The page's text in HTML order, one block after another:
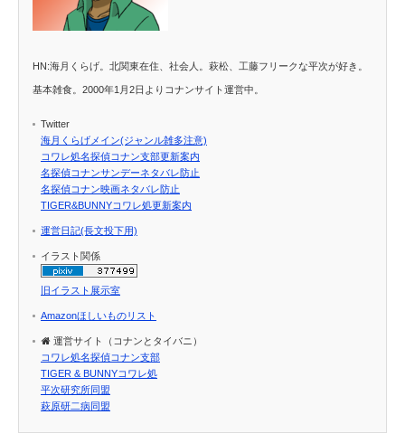
HN:海月くらげ。北関東在住、社会人。萩松、工藤フリークな平次が好き。
基本雑食。2000年1月2日よりコナンサイト運営中。
Twitter
海月くらげメイン(ジャンル雑多注意)
コワレ処名探偵コナン支部更新案内
名探偵コナンサンデーネタバレ防止
名探偵コナン映画ネタバレ防止
TIGER&BUNNYコワレ処更新案内
運営日記(長文投下用)
イラスト関係
旧イラスト展示室
Amazonほしいものリスト
運営サイト（コナンとタイバニ）
コワレ処名探偵コナン支部
TIGER & BUNNYコワレ処
平次研究所同盟
萩原研二病同盟